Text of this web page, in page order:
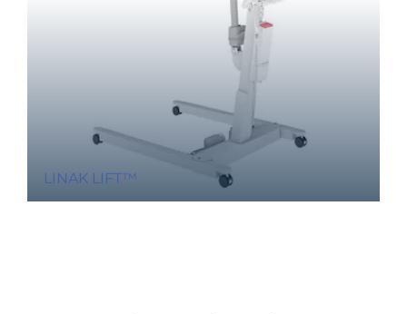
LINAK LIFT™